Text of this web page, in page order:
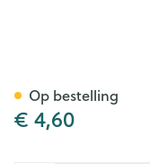
€ 4,60
Op bestelling